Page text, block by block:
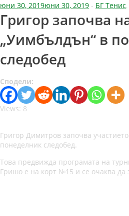
юни 30, 2019юни 30, 2019 - БГ Тенис,
Григор започва
„Уимбълдън“ в
следобед
Сподели:
Views: 8
Григор Димитров започва
понеделник следобед.
Това предвижда програмата на
Гришо е на корт №15 и се очаква да